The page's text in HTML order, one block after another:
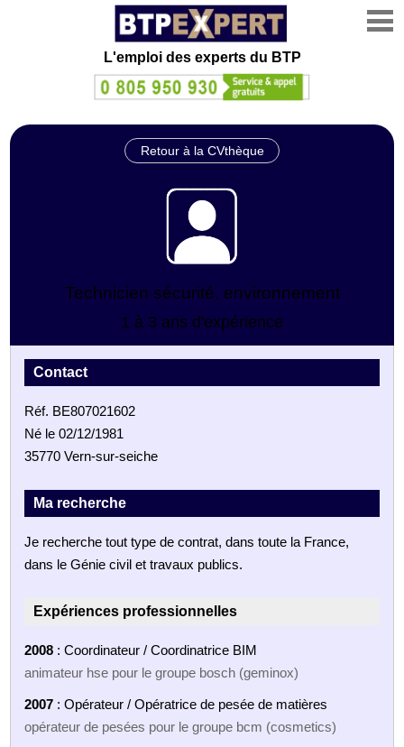
L'emploi des experts du BTP
Retour à la CVthèque
Technicien sécurité, environnement
1 à 3 ans d'expérience
Contact
Réf. BE807021602
Né le 02/12/1981
35770 Vern-sur-seiche
Ma recherche
Je recherche tout type de contrat, dans toute la France,
dans le Génie civil et travaux publics.
Expériences professionnelles
2008 : Coordinateur / Coordinatrice BIM
animateur hse pour le groupe bosch (geminox)
2007 : Opérateur / Opératrice de pesée de matières
opérateur de pesées pour le groupe bcm (cosmetics)